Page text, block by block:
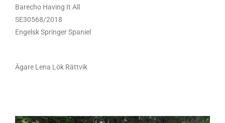
Barecho Having It All
SE30568/2018
Engelsk Springer Spaniel
Ägare Lena Lök Rättvik